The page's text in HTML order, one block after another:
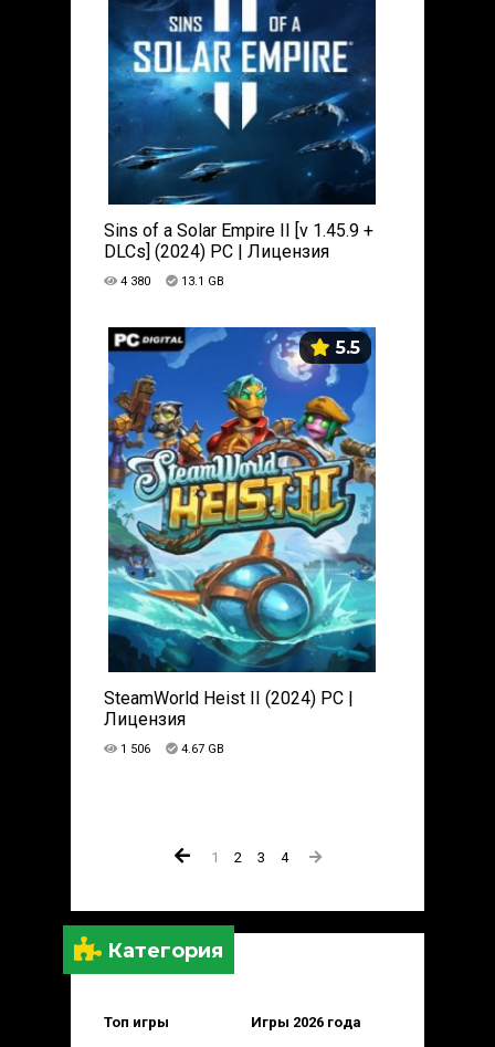
Категория
Топ игры Игры 2026 года
Sins of a Solar Empire II [v 1.45.9 +
DLCs] (2024) PC | Лицензия
4 380 13.1 GB
5.5
SteamWorld Heist II (2024) PC |
Лицензия
1 506 4.67 GB
1 2 3 4